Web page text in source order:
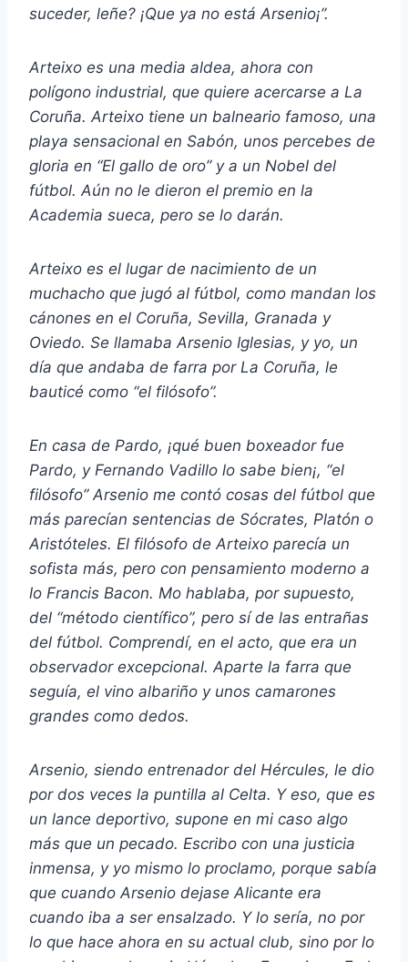
suceder, leñe? ¡Que ya no está Arsenio¡”.
Arteixo es una media aldea, ahora con
polígono industrial, que quiere acercarse a La
Coruña. Arteixo tiene un balneario famoso, una
playa sensacional en Sabón, unos percebes de
gloria en “El gallo de oro” y a un Nobel del
fútbol. Aún no le dieron el premio en la
Academia sueca, pero se lo darán.
Arteixo es el lugar de nacimiento de un
muchacho que jugó al fútbol, como mandan los
cánones en el Coruña, Sevilla, Granada y
Oviedo. Se llamaba Arsenio Iglesias, y yo, un
día que andaba de farra por La Coruña, le
bauticé como “el filósofo”.
En casa de Pardo, ¡qué buen boxeador fue
Pardo, y Fernando Vadillo lo sabe bien¡, “el
filósofo” Arsenio me contó cosas del fútbol que
más parecían sentencias de Sócrates, Platón o
Aristóteles. El filósofo de Arteixo parecía un
sofista más, pero con pensamiento moderno a
lo Francis Bacon. Mo hablaba, por supuesto,
del “método científico”, pero sí de las entrañas
del fútbol. Comprendí, en el acto, que era un
observador excepcional. Aparte la farra que
seguía, el vino albariño y unos camarones
grandes como dedos.
Arsenio, siendo entrenador del Hércules, le dio
por dos veces la puntilla al Celta. Y eso, que es
un lance deportivo, supone en mi caso algo
más que un pecado. Escribo con una justicia
inmensa, y yo mismo lo proclamo, porque sabía
que cuando Arsenio dejase Alicante era
cuando iba a ser ensalzado. Y lo sería, no por
lo que hace ahora en su actual club, sino por lo